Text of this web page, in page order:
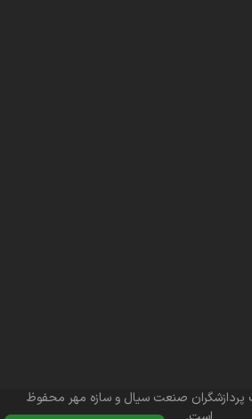
صنعت سیال و سازه مهر محفوظ